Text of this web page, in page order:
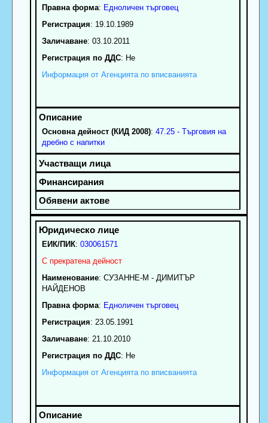
Правна форма: Едноличен търговец
Регистрация: 19.10.1989
Заличаване: 03.10.2011
Регистрация по ДДС: Нe
Информация от Агенцията по вписванията
Основна дейност (КИД 2008): 47.25 - Търговия на
дребно с напитки
ЕИК/ПИК: 030061571
С прекратена дейност
Наименование: СУЗАННЕ-М - ДИМИТЪР
НАЙДЕНОВ
Правна форма: Едноличен търговец
Регистрация: 23.05.1991
Заличаване: 21.10.2010
Регистрация по ДДС: Нe
Информация от Агенцията по вписванията